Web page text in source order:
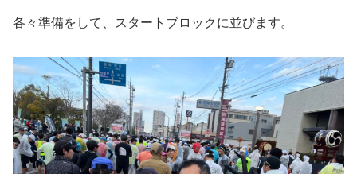
各々準備をして、スタートブロックに並びます。